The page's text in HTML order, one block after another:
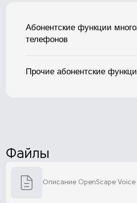
Абонентские функции
телефонов
Прочие абонентские
Файлы
Описание OpenScape Voice